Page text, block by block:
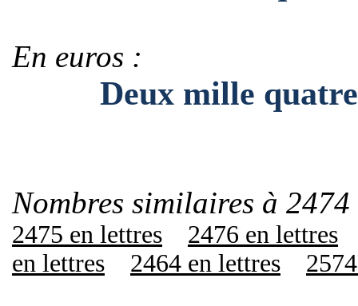
En euros :
Deux mille quatre
Nombres similaires à
2475 en lettres
2476 en lettres
en lettres
2464 en lettres